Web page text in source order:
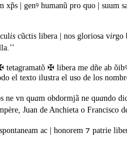
xp̃s | genꝰ humanũ pro quo | suum
is cũctis libera | nos gloriosa virgo
tetagramatõ ✠ libera me dñe ab
el texto ilustra el uso de los
ne vn quam obdormjã ne quando
Juan de Anchieta o Francisco
ac | honorem ⁊ patrie